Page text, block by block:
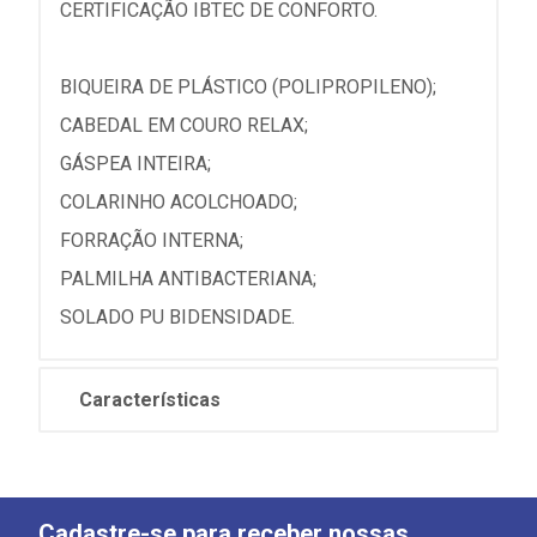
CERTIFICAÇÃO IBTEC DE CONFORTO.
BIQUEIRA DE PLÁSTICO (POLIPROPILENO);
CABEDAL EM COURO RELAX;
GÁSPEA INTEIRA;
COLARINHO ACOLCHOADO;
FORRAÇÃO INTERNA;
PALMILHA ANTIBACTERIANA;
SOLADO PU BIDENSIDADE.
Características